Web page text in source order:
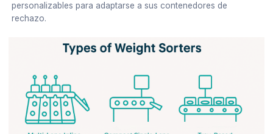
personalizables para adaptarse a sus contenedores de
rechazo.